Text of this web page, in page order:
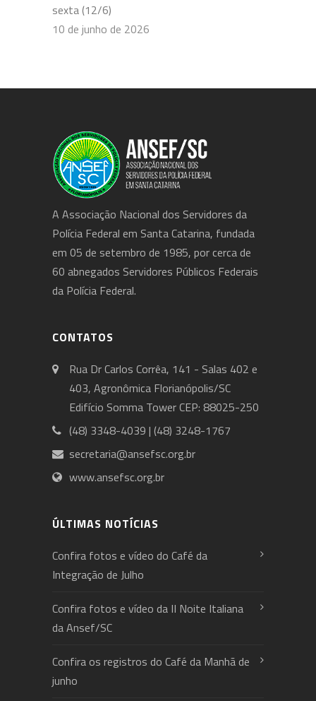
sexta (12/6)
10 de junho de 2026
A Associação Nacional dos Servidores da
Polícia Federal em Santa Catarina, fundada
em 05 de setembro de 1985, por cerca de
60 abnegados Servidores Públicos Federais
da Polícia Federal.
CONTATOS
Rua Dr Carlos Corrêa, 141 - Salas 402 e
403, Agronômica Florianópolis/SC
Edifício Somma Tower CEP: 88025-250
(48) 3348-4039 | (48) 3248-1767
secretaria@ansefsc.org.br
www.ansefsc.org.br
ÚLTIMAS NOTÍCIAS
Confira fotos e vídeo do Café da
Integração de Julho
Confira fotos e vídeo da II Noite Italiana
da Ansef/SC
Confira os registros do Café da Manhã de
junho